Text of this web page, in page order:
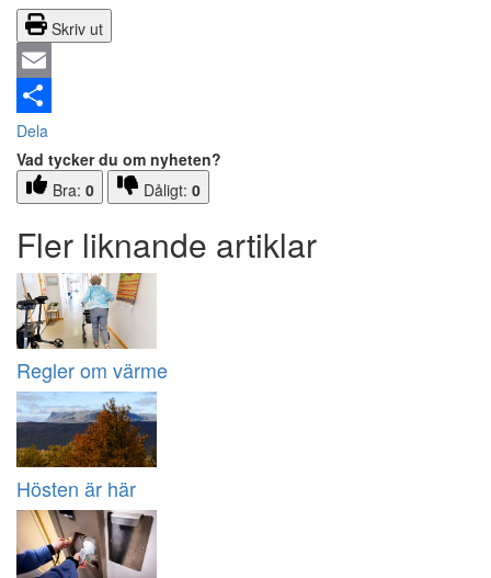
Skriv ut
Email
Dela
Vad tycker du om nyheten?
Bra: 0 Dåligt: 0
Fler liknande artiklar
Regler om värme
Hösten är här